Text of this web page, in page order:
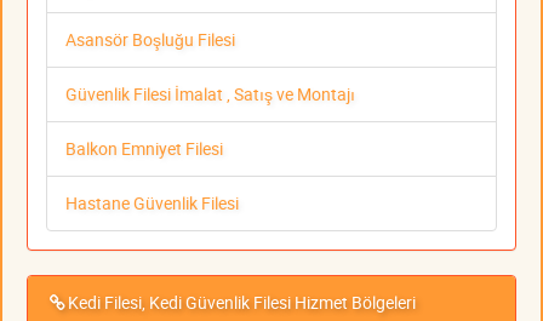
Asansör Boşluğu Filesi
Güvenlik Filesi İmalat , Satış ve Montajı
Balkon Emniyet Filesi
Hastane Güvenlik Filesi
Kedi Filesi, Kedi Güvenlik Filesi Hizmet Bölgeleri